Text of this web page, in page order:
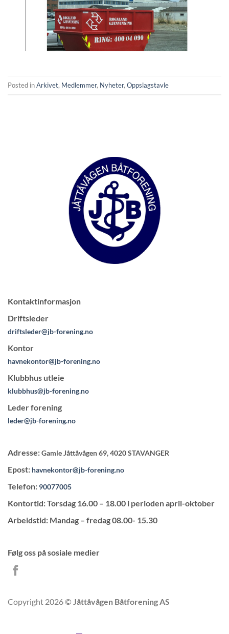
Posted inArkivet, Medlemmer, Nyheter, Oppslagstavle
Kontaktinformasjon
Driftsleder
driftsleder@jb-forening.no
Kontor
havnekontor@jb-forening.no
Klubbhus utleie
klubbhus@jb-forening.no
Leder forening
leder@jb-forening.no
Adresse:Gamle Jåttåvågen 69, 4020 STAVANGER
Epost: havnekontor@jb-forening.no
Telefon: 90077005
Kontortid: Torsdag 16.00 – 18.00 i perioden april-oktober
Arbeidstid: Mandag – fredag 08.00- 15.30
Følg oss på sosiale medier
Copyright 2026 © Jåttåvågen Båtforening AS